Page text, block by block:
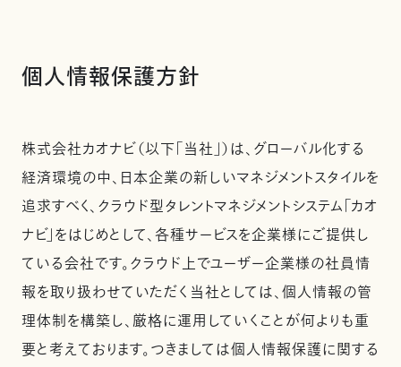
個人情報保護方針
株式会社カオナビ（以下「当社」）は、グローバル化する
経済環境の中、日本企業の新しいマネジメントスタイルを
追求すべく、クラウド型タレントマネジメントシステム「カオ
ナビ」をはじめとして、各種サービスを企業様にご提供し
ている会社です。クラウド上でユーザー企業様の社員情
報を取り扱わせていただく当社としては、個人情報の管
理体制を構築し、厳格に運用していくことが何よりも重
要と考えております。つきましては個人情報保護に関する